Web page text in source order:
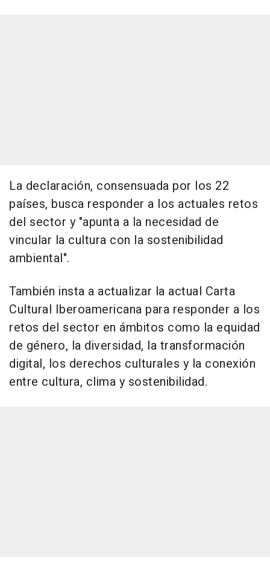
La declaración, consensuada por los 22
países, busca responder a los actuales retos
del sector y "apunta a la necesidad de
vincular la cultura con la sostenibilidad
ambiental".
También insta a actualizar la actual Carta
Cultural Iberoamericana para responder a los
retos del sector en ámbitos como la equidad
de género, la diversidad, la transformación
digital, los derechos culturales y la conexión
entre cultura, clima y sostenibilidad.